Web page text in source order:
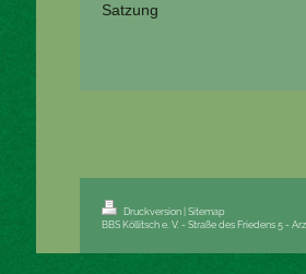
Satzung
Druckversion | Sitemap
BBS Köllitsch e. V. - Straße des Friedens 5 -